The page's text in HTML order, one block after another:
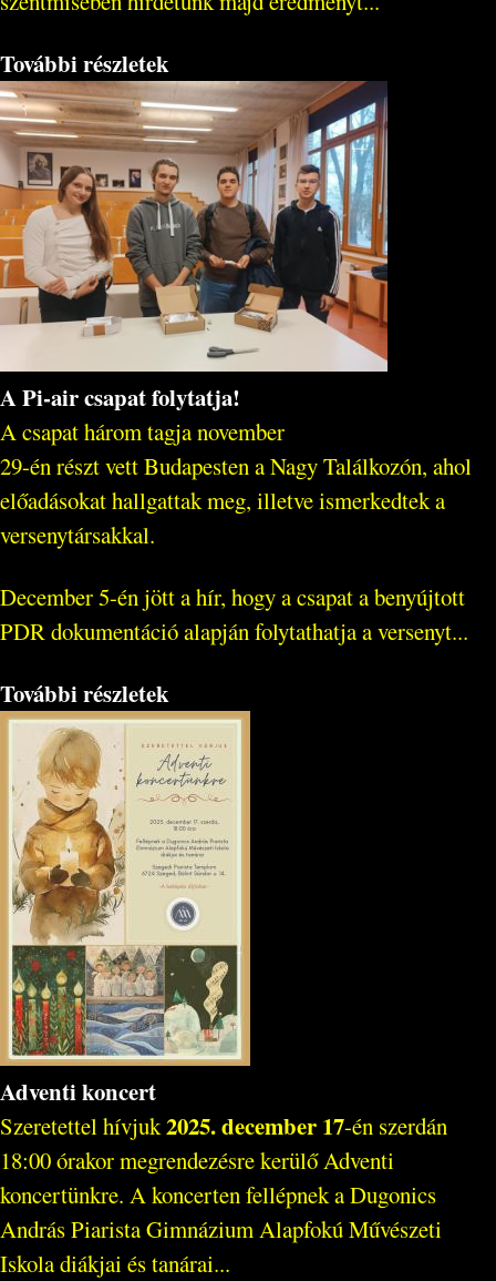
További részletek
A Pi-air csapat folytatja!
A csapat három tagja november
29-én részt vett Budapesten a Nagy Találkozón, ahol
előadásokat hallgattak meg, illetve ismerkedtek a
versenytársakkal.
December 5-én jött a hír, hogy a csapat a benyújtott
PDR dokumentáció alapján folytathatja a versenyt...
További részletek
Adventi koncert
Szeretettel hívjuk2025. december 17-én szerdán
18:00 órakor megrendezésre kerülő Adventi
koncertünkre. A koncerten fellépnek a Dugonics
András Piarista Gimnázium Alapfokú Művészeti
Iskola diákjai és tanárai...